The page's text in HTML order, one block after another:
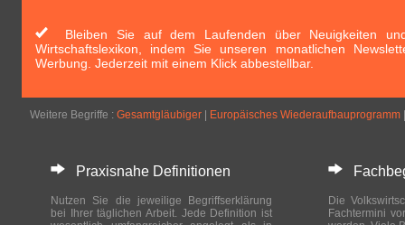
Bleiben Sie auf dem Laufenden über Neuigkeiten
Wirtschaftslexikon, indem Sie unseren monatlichen
Werbung. Jederzeit mit einem Klick abbestellbar.
Weitere Begriffe : Gesamtgläubiger Europäisches Wiederaufbauprogramm
Praxisnahe Definitionen
Nutzen Sie die jeweilige Begriffserklärung
bei Ihrer täglichen Arbeit. Jede Definition ist
Die
Fachtermini